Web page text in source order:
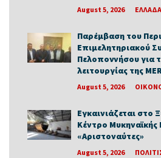
August 5, 2026 ΕΛΛΑΔΑ
Παρέμβαση του
Επιμελητηριακού
Πελοποννήσου για
λειτουργίας της
August 5, 2026
Εγκαινιάζεται στο
Κέντρο Μυκηναϊκής
«Αριστοναύτες»
August 5, 2026